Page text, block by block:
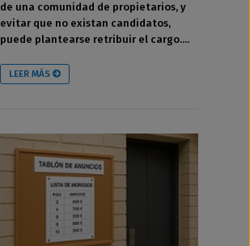
de una comunidad de propietarios, y
evitar que no existan candidatos,
puede plantearse retribuir el cargo....
LEER MÁS